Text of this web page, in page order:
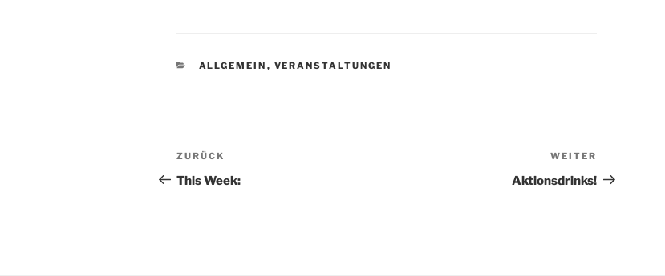
KATEGORIEN
ALLGEMEIN , VERANSTALTUNGEN
Beitragsnavigation
Vorheriger
Beitrag
ZURÜCK
This Week:
Beitrag
WEITER
Aktionsdrinks!